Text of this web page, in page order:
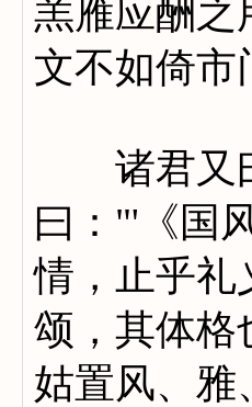
羔雁应酬之
文不如倚市
诸君又曰
曰："'《国
情，止乎礼
颂，其体格
姑置风、雅